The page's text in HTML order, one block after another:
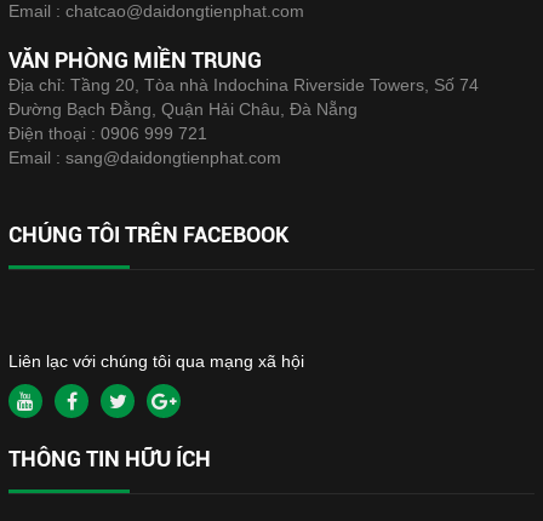
Email : chatcao@daidongtienphat.com
VĂN PHÒNG MIỀN TRUNG
Địa chỉ: Tầng 20, Tòa nhà Indochina Riverside Towers, Số 74
Đường Bạch Đằng, Quận Hải Châu, Đà Nẵng
Điện thoại : 0906 999 721
Email : sang@daidongtienphat.com
CHÚNG TÔI TRÊN FACEBOOK
Liên lạc với chúng tôi qua mạng xã hội
THÔNG TIN HỮU ÍCH